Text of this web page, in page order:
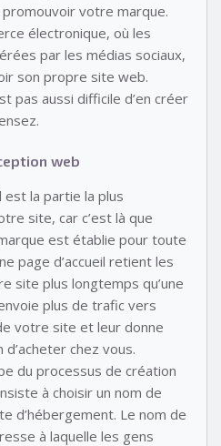
votre marque.
électronique, où les
par les médias sociaux,
son propre site web.
pas aussi difficile d’en créer
web
est la partie la plus
site, car c’est là que
est établie pour toute
page d’accueil retient les
site plus longtemps qu’une
plus de trafic vers
votre site et leur donne
chez vous.
du processus de création
à choisir un nom de
d’hébergement. Le nom de
à laquelle les gens